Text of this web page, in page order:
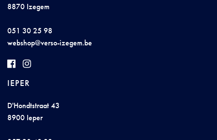
8870 Izegem
051 30 25 98
webshop@verso-izegem.be
IEPER
D'Hondtstraat 43
8900 Ieper